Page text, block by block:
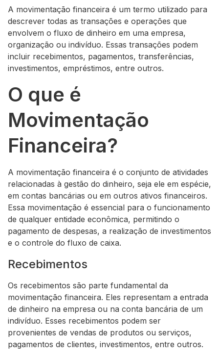
A movimentação financeira é um termo utilizado para
descrever todas as transações e operações que
envolvem o fluxo de dinheiro em uma empresa,
organização ou indivíduo. Essas transações podem
incluir recebimentos, pagamentos, transferências,
investimentos, empréstimos, entre outros.
O que é
Movimentação
Financeira?
A movimentação financeira é o conjunto de atividades
relacionadas à gestão do dinheiro, seja ele em espécie,
em contas bancárias ou em outros ativos financeiros.
Essa movimentação é essencial para o funcionamento
de qualquer entidade econômica, permitindo o
pagamento de despesas, a realização de investimentos
e o controle do fluxo de caixa.
Recebimentos
Os recebimentos são parte fundamental da
movimentação financeira. Eles representam a entrada
de dinheiro na empresa ou na conta bancária de um
indivíduo. Esses recebimentos podem ser
provenientes de vendas de produtos ou serviços,
pagamentos de clientes, investimentos, entre outros.